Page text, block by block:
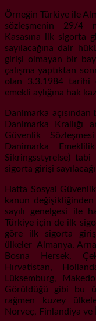
Örneğin Türkiye ile
sözleşmenin 29/4
Kasasına ilk sigorta
sayılacağına dair
girişi olmayan bir
çalışma yaptıktan
olan 3.3.1984 tarihi
emekli aylığına hak
Danimarka
Danimarka Krallığı
Güvenlik
Danimarka
Sikringsstyrelse)
sigorta girişi
Hatta Sosyal
kanun
sayılı genelgesi ile
Türkiye için de ilk
göre ilk sigorta
ülkeler Almanya,
Bosna Hersek,
Hırvatistan,
Lüksemburg,
Görüldüğü gibi bu
rağmen kuzey
Norveç, Finlandiya